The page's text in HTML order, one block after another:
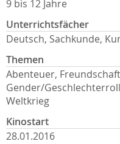
9 bis 12 Jahre
Unterrichtsfächer
Deutsch, Sachkunde,
Themen
Abenteuer,
Gender/
Weltkrieg
Kinostart
28.01.2016